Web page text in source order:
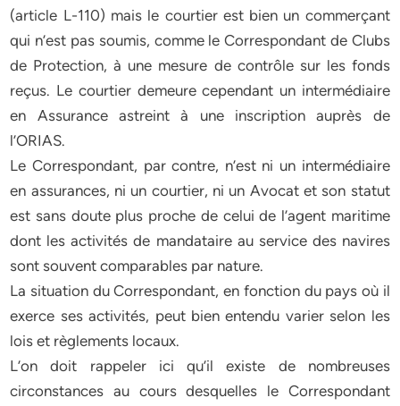
(article L-110) mais le courtier est bien un commerçant
qui n’est pas soumis, comme le Correspondant de Clubs
de Protection, à une mesure de contrôle sur les fonds
reçus. Le courtier demeure cependant un intermédiaire
en Assurance astreint à une inscription auprès de
l’ORIAS.
Le Correspondant, par contre, n’est ni un intermédiaire
en assurances, ni un courtier, ni un Avocat et son statut
est sans doute plus proche de celui de l’agent maritime
dont les activités de mandataire au service des navires
sont souvent comparables par nature.
La situation du Correspondant, en fonction du pays où il
exerce ses activités, peut bien entendu varier selon les
lois et règlements locaux.
L’on doit rappeler ici qu’il existe de nombreuses
circonstances au cours desquelles le Correspondant